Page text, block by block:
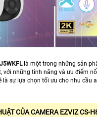
là một trong những sản
với những tính năng và ưu điểm
là sự lựa chọn tối ưu cho nhu cầu
CỦA CAMERA EZVIZ CS-